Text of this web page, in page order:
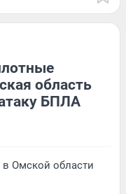
область
БПЛА
Омской области